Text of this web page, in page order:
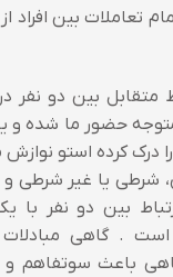
تعاملات بین افراد
متقابل بین دو نفر
حضور ما شده و
درک کرده استو نوازش
شرطی یا غیر شرطی
بین دو نفر با
. گاهی مبادلات
باعث سوتفاهم